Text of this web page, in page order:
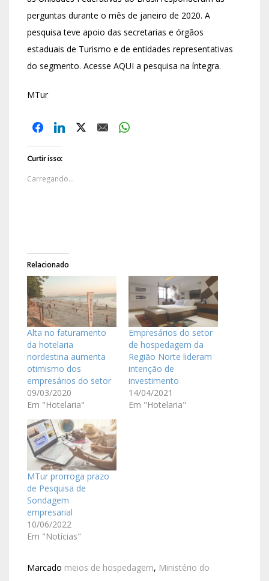
perguntas durante o mês de janeiro de 2020. A
pesquisa teve apoio das secretarias e órgãos
estaduais de Turismo e de entidades representativas
do segmento. Acesse AQUI a pesquisa na íntegra.
MTur
Curtir isso:
Carregando...
Relacionado
Alta no faturamento
da hotelaria
nordestina aumenta
otimismo dos
empresários do setor
09/03/2020
Em "Hotelaria"
Empresários do setor
de hospedagem da
Região Norte lideram
intenção de
investimento
14/04/2021
Em "Hotelaria"
MTur prorroga prazo
de Pesquisa de
Sondagem
empresarial
10/06/2022
Em "Notícias"
Marcado meios de hospedagem, Ministério do